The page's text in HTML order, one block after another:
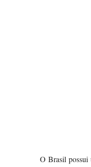
O Brasil possui